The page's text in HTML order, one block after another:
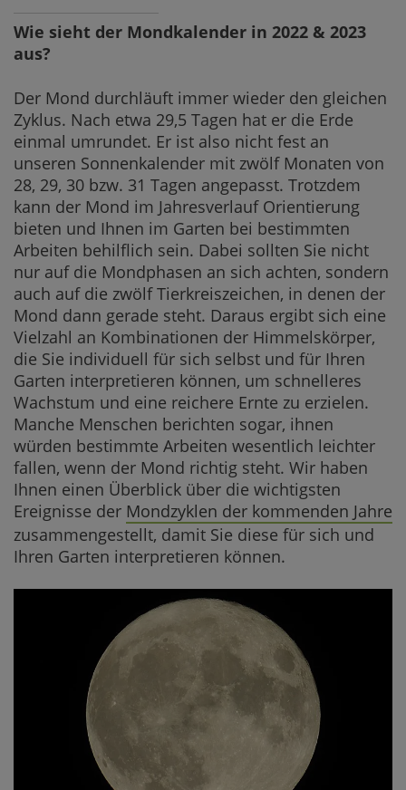
Wie sieht der Mondkalender in 2022 & 2023
aus?
Der Mond durchläuft immer wieder den gleichen
Zyklus. Nach etwa 29,5 Tagen hat er die Erde
einmal umrundet. Er ist also nicht fest an
unseren Sonnenkalender mit zwölf Monaten von
28, 29, 30 bzw. 31 Tagen angepasst. Trotzdem
kann der Mond im Jahresverlauf Orientierung
bieten und Ihnen im Garten bei bestimmten
Arbeiten behilflich sein. Dabei sollten Sie nicht
nur auf die Mondphasen an sich achten, sondern
auch auf die zwölf Tierkreiszeichen, in denen der
Mond dann gerade steht. Daraus ergibt sich eine
Vielzahl an Kombinationen der Himmelskörper,
die Sie individuell für sich selbst und für Ihren
Garten interpretieren können, um schnelleres
Wachstum und eine reichere Ernte zu erzielen.
Manche Menschen berichten sogar, ihnen
würden bestimmte Arbeiten wesentlich leichter
fallen, wenn der Mond richtig steht. Wir haben
Ihnen einen Überblick über die wichtigsten
Ereignisse der Mondzyklen der kommenden Jahre
zusammengestellt, damit Sie diese für sich und
Ihren Garten interpretieren können.